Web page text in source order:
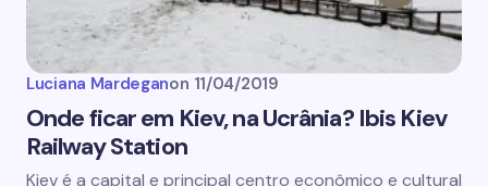
Luciana Mardeganon 11/04/2019
Onde ficar em Kiev, na Ucrânia? Ibis Kiev
Railway Station
Kiev é a capital e principal centro econômico e cultural